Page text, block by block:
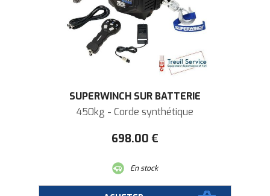
SUPERWINCH SUR BATTERIE
450kg - Corde synthétique
698.00 €
En stock